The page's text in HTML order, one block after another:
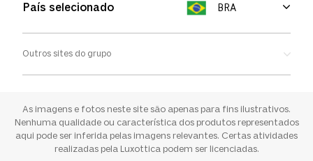
País selecionado BRA
Outros sites do grupo
Ray-ban
Sunglass Hut
As imagens e fotos neste site são apenas para fins ilustrativos.
Nenhuma qualidade ou característica dos produtos representados
aqui pode ser inferida pelas imagens relevantes. Certas atividades
realizadas pela Luxottica podem ser licenciadas.